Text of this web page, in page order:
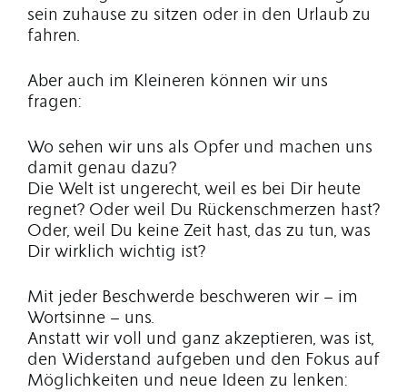
sein zuhause zu sitzen oder in den Urlaub zu
fahren.
Aber auch im Kleineren können wir uns
fragen:
Wo sehen wir uns als Opfer und machen uns
damit genau dazu?
Die Welt ist ungerecht, weil es bei Dir heute
regnet? Oder weil Du Rückenschmerzen hast?
Oder, weil Du keine Zeit hast, das zu tun, was
Dir wirklich wichtig ist?
Mit jeder Beschwerde beschweren wir – im
Wortsinne – uns.
Anstatt wir voll und ganz akzeptieren, was ist,
den Widerstand aufgeben und den Fokus auf
Möglichkeiten und neue Ideen zu lenken: